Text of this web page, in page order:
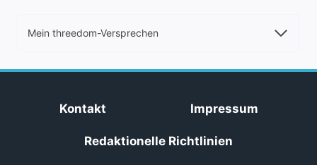
Mein threedom-Versprechen
Kontakt Impressum
Redaktionelle Richtlinien